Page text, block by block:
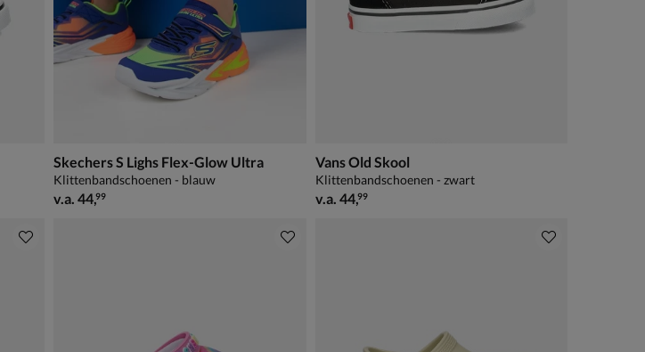
Skechers S Lighs Flex-Glow Ultra
Klittenbandschoenen - blauw
vanaf € 44,99
v.a. 44,99
Vans Old Skool
Klittenbandschoenen - zwart
vanaf € 44,99
v.a. 44,99